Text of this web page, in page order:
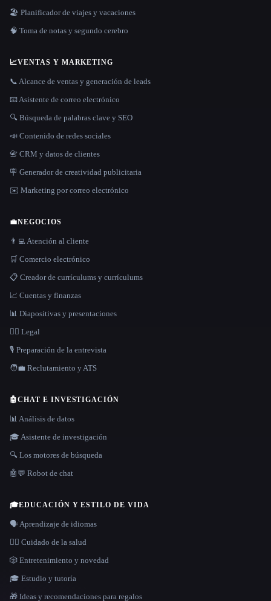
🏖 Planificador de viajes y vacaciones
🧠 Toma de notas y segundo cerebro
📈VENTAS Y MARKETING
📞 Alcance de ventas y generación de leads
📧 Asistente de correo electrónico
🔍 Búsqueda de palabras clave y SEO
📣 Contenido de redes sociales
📇 CRM y datos de clientes
🪧 Generador de creatividad publicitaria
✉️ Marketing por correo electrónico
💼NEGOCIOS
👨‍💻 Atención al cliente
🛒 Comercio electrónico
📋 Creador de currículums y currículums
📈 Cuentas y finanzas
📊 Diapositivas y presentaciones
👩‍⚖️ Legal
🎙️ Preparación de la entrevista
🧑‍💼 Reclutamiento y ATS
🤖CHAT E INVESTIGACIÓN
📊 Análisis de datos
🎓 Asistente de investigación
🔍 Los motores de búsqueda
🤖💬 Robot de chat
🎓EDUCACIÓN Y ESTILO DE VIDA
🗣️ Aprendizaje de idiomas
👩‍⚕️ Cuidado de la salud
🎲 Entretenimiento y novedad
🎓 Estudio y tutoría
🎁 Ideas y recomendaciones para regalos